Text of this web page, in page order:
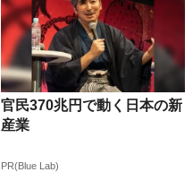
官民370兆円で動く日本の新
産業
PR(Blue Lab)